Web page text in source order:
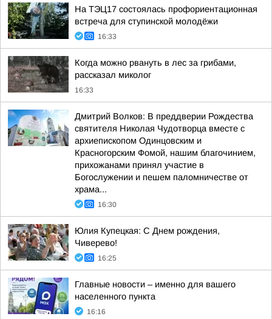
На ТЭЦ17 состоялась профориентационная
встреча для ступинской молодёжи
16:33
Когда можно рвануть в лес за грибами,
рассказал миколог
16:33
Дмитрий Волков: В преддверии Рождества
святителя Николая Чудотворца вместе с
архиепископом Одинцовским и
Красногорским Фомой, нашим благочинием,
прихожанами принял участие в
Богослужении и пешем паломничестве от
храма...
16:30
Юлия Купецкая: С Днем рождения,
Чиверево!
16:25
Главные новости – именно для вашего
населенного пункта
16:16